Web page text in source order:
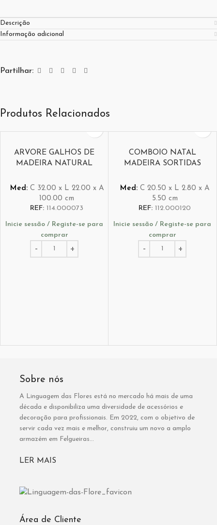
Descrição
Informação adicional
Partilhar:
Produtos Relacionados
ARVORE GALHOS DE
MADEIRA NATURAL
Med: C 32.00 x L 22.00 x A
100.00 cm
REF: 114.000073
Inicie sessão / Registe-se para
comprar
COMBOIO NATAL
MADEIRA SORTIDAS
Med: C 20.50 x L 2.80 x A
5.50 cm
REF: 112.000120
Inicie sessão / Registe-se para
comprar
Sobre nós
A Linguagem das Flores está no mercado há mais de uma
década e disponibiliza uma diversidade de acessórios e
decoração para profissionais. Em 2022, com o objetivo de
servir cada vez mais e melhor, construiu um novo a amplo
armazém em Felgueiras...
LER MAIS
Área de Cliente